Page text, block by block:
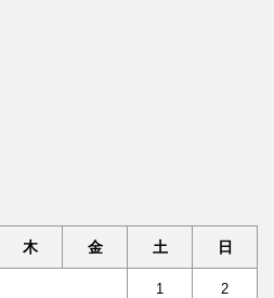
木 金 土 日
1 2